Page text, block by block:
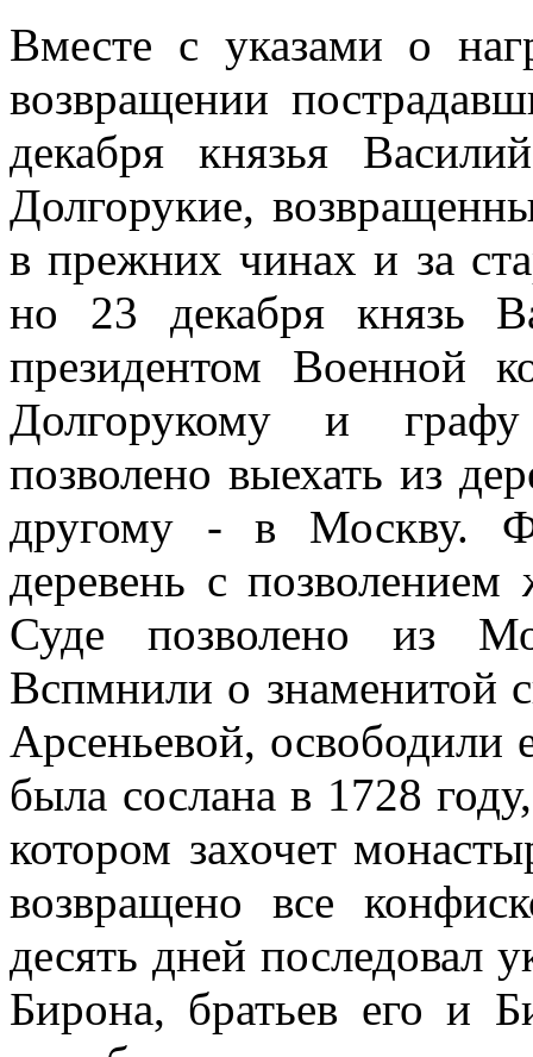
Вместе с указами о
возвращении
декабря князья
Долгорукие,
в прежних чинах и за
но 23 декабря князь
президентом Военной
Долгорукому и
позволено выехать из
другому - в Москву.
деревень с
Суде позволено из
Вспмнили о знаменитой
Арсеньевой, освободили
была сослана в 1728
котором захочет
возвращено все
десять дней последовал
Бирона, братьев его и